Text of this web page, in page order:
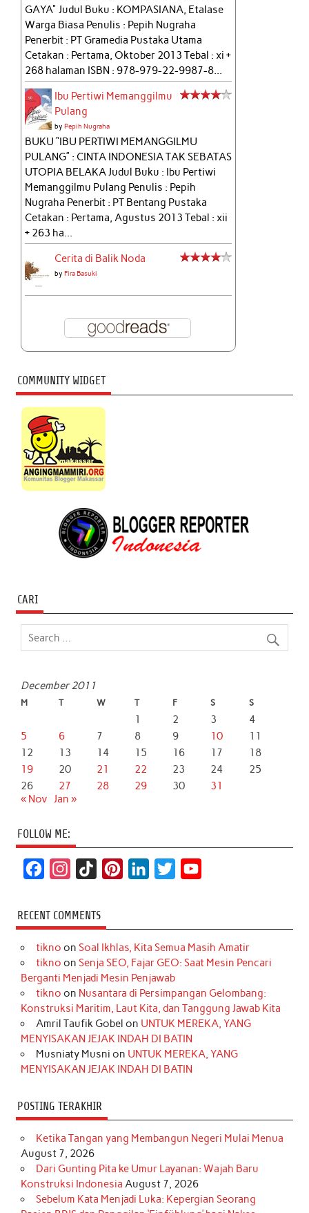
GAYA" Judul Buku : KOMPASIANA, Etalase
Warga Biasa Penulis : Pepih Nugraha
Penerbit : PT Gramedia Pustaka Utama
Cetakan : Pertama, Oktober 2013 Tebal : xi +
268 halaman ISBN : 978-979-22-9987-8...
Ibu Pertiwi Memanggilmu
Pulang
byPepih Nugraha
BUKU “IBU PERTIWI MEMANGGILMU
PULANG” : CINTA INDONESIA TAK SEBATAS
UTOPIA BELAKA Judul Buku : Ibu Pertiwi
Memanggilmu Pulang Penulis : Pepih
Nugraha Penerbit : PT Bentang Pustaka
Cetakan : Pertama, Agustus 2013 Tebal : xii
+ 263 ha...
Cerita di Balik Noda
byFira Basuki
COMMUNITY WIDGET
CARI
December 2011
M T W T F S S
1 2 3
4
5
6 7 8 9 10
11
12
13 14 15 16 17
18
19
20 21 22 23 24
25
26
27 28 29 30
31
« Nov Jan »
FOLLOW ME:
c
e
b
o
k
s
t
a
r
a
m
k
T
o
k
t
e
e
s
t
k
e
d
I
n
t
t
r
T
u
e
RECENT COMMENTS
tikno on Soal Ikhlas, Kita Semua Masih Amatir
tikno on Senja SEO, Fajar GEO: Saat Mesin Pencari
Berganti Menjadi Mesin Penjawab
tikno on Nusantara di Persimpangan Gelombang:
Konstruksi Maritim, Laut Kita, dan Tanggung Jawab Kita
Amril Taufik Gobel on UNTUK MEREKA, YANG
MENYISAKAN JEJAK INDAH DI BATIN
Musniaty Musni on UNTUK MEREKA, YANG
MENYISAKAN JEJAK INDAH DI BATIN
POSTING TERAKHIR
Ketika Tangan yang Membangun Negeri Mulai Menua
August 7, 2026
Dari Gunting Pita ke Umur Layanan: Wajah Baru
Konstruksi Indonesia August 7, 2026
Sebelum Kata Menjadi Luka: Kepergian Seorang